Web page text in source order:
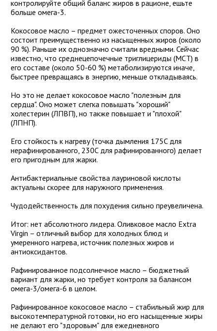
контролируйте общий баланс жиров в рационе, ешьте
больше омега-3.
Кокосовое масло – предмет ожесточенных споров. Оно
состоит преимущественно из насыщенных жиров (около
90 %). Раньше их однозначно считали вредными. Сейчас
известно, что среднецепочечные триглицериды (МСТ) в
его составе (около 50-60 %) метаболизируются иначе,
быстрее превращаясь в энергию, меньше откладываясь.
Но это не делает кокосовое масло "полезным для
сердца". Оно может слегка повышать "хороший"
холестерин (ЛПВП), но также повышает и "плохой"
(ЛПНП).
Его стойкость к нагреву (точка дымления 175C для
нерафинированного, 230C для рафинированного) делает
его пригодным для жарки.
Антибактериальные свойства лауриновой кислоты
актуальны скорее для наружного применения.
Чудодейственность для похудения сильно преувеличена.
Итог: нет абсолютного лидера. Оливковое масло Extra
Virgin – отличный выбор для холодных блюд и
умеренного нагрева, источник полезных жиров и
антиоксидантов.
Рафинированное подсолнечное масло – бюджетный
вариант для жарки, но требует контроля за балансом
омега-3/омега-6 в целом.
Рафинированное кокосовое масло – стабильный жир для
высокотемпературной готовки, но его насыщенные жиры
не делают его "здоровым" для ежедневного